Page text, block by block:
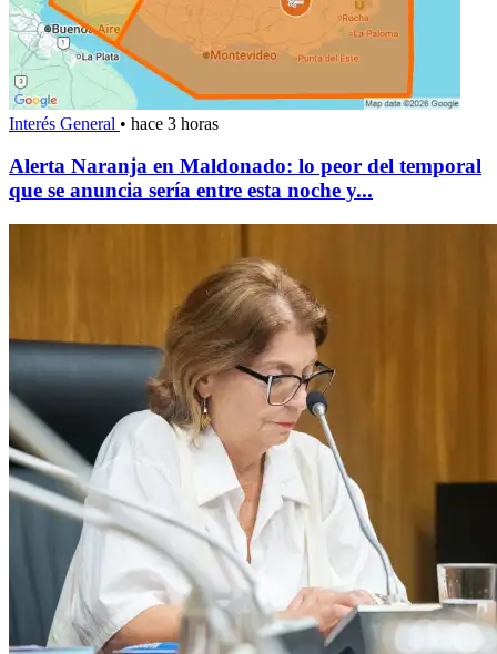
Interés General • hace 3 horas
Alerta Naranja en Maldonado: lo peor del temporal
que se anuncia sería entre esta noche y...